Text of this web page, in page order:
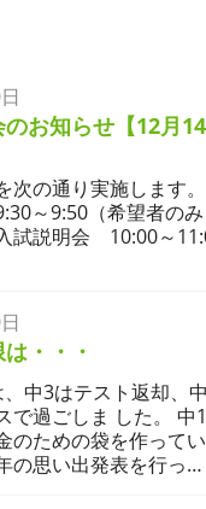
お知らせ【12月
次の通り実施します
～9:50（希望者の
試説明会 10:00～
・・・
中3はテスト返却、
で過ごしま した。
のための袋を作って
の思い出発表を行っ…